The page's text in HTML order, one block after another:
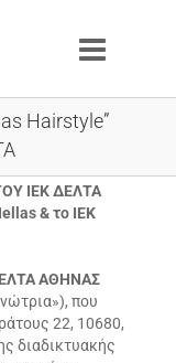
Hairstyle”
ΙΕΚ ΔΕΛΤΑ
& το IEK
ΑΘΗΝΑΣ
που
22, 10680,
διαδικτυακής